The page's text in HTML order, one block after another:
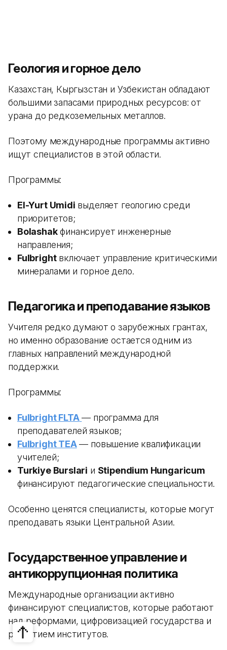
Геология и горное дело
Казахстан, Кыргызстан и Узбекистан обладают
большими запасами природных ресурсов: от
урана до редкоземельных металлов.
Поэтому международные программы активно
ищут специалистов в этой области.
Программы:
El-Yurt Umidi выделяет геологию среди
приоритетов;
Bolashakфинансирует инженерные
направления;
Fulbrightвключает управление критическими
минералами и горное дело.
Педагогика и преподавание языков
Учителя редко думают о зарубежных грантах,
но именно образование остается одним из
главных направлений международной
поддержки.
Программы:
Fulbright FLTA — программа для
преподавателей языков;
Fulbright TEA— повышение квалификации
учителей;
Turkiye Burslari и Stipendium Hungaricum
финансируют педагогические специальности.
Особенно ценятся специалисты, которые могут
преподавать языки Центральной Азии.
Государственное управление и
антикоррупционная политика
Международные организации активно
финансируют специалистов, которые работают
над реформами, цифровизацией государства и
развитием институтов.